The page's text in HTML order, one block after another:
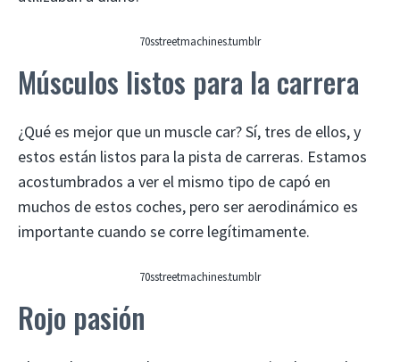
70sstreetmachines.tumblr
Músculos listos para la carrera
¿Qué es mejor que un muscle car? Sí, tres de ellos, y
estos están listos para la pista de carreras. Estamos
acostumbrados a ver el mismo tipo de capó en
muchos de estos coches, pero ser aerodinámico es
importante cuando se corre legítimamente.
70sstreetmachines.tumblr
Rojo pasión